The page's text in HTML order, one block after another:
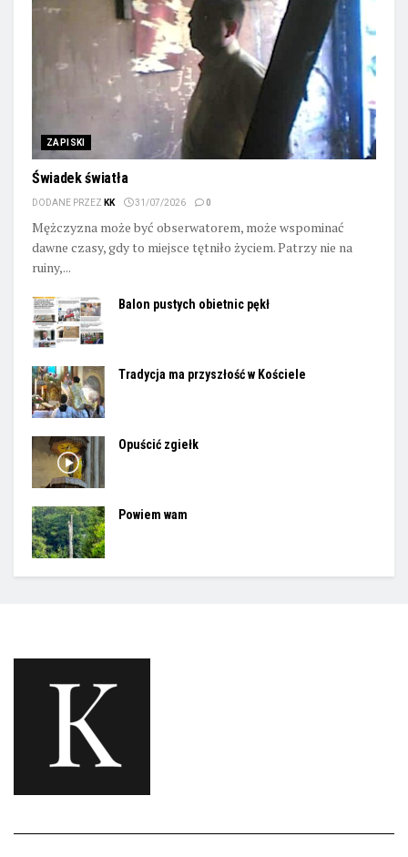
ZAPISKI
Świadek światła
DODANE PRZEZ KK 31/07/2026 0
Mężczyzna może być obserwatorem, może wspominać
dawne czasy, gdy to miejsce tętniło życiem. Patrzy nie na
ruiny,...
Balon pustych obietnic pękł
Tradycja ma przyszłość w Kościele
Opuścić zgiełk
Powiem wam